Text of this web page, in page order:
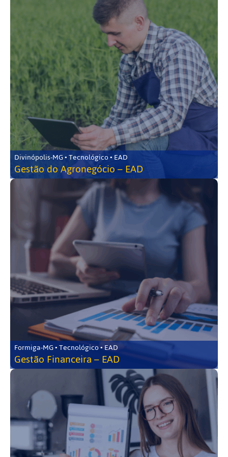
Divinópolis-MG • Tecnológico • EAD
Gestão do Agronegócio – EAD
Formiga-MG • Tecnológico • EAD
Gestão Financeira – EAD